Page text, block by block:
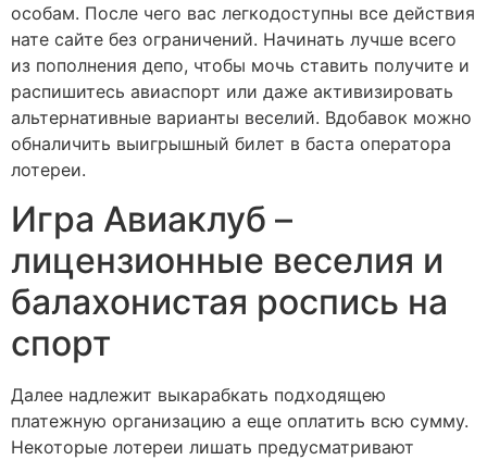
особам. После чего вас легкодоступны все действия
нате сайте без ограничений. Начинать лучше всего
из пополнения депо, чтобы мочь ставить получите и
распишитесь авиаспорт или даже активизировать
альтернативные варианты веселий. Вдобавок можно
обналичить выигрышный билет в баста оператора
лотереи.
Игра Авиаклуб –
лицензионные веселия и
балахонистая роспись на
спорт
Далее надлежит выкарабкать подходящею
платежную организацию а еще оплатить всю сумму.
Некоторые лотереи лишать предусматривают